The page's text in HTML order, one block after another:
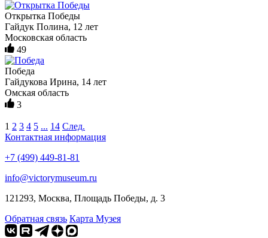
Открытка Победы
Гайдук Полина, 12 лет
Московская область
49
Победа
Гайдукова Ирина, 14 лет
Омская область
3
1 2 3 4 5 ... 14 След.
Контактная информация
+7 (499) 449-81-81
info@victorymuseum.ru
121293, Москва, Площадь Победы, д. 3
Обратная связь Карта Музея